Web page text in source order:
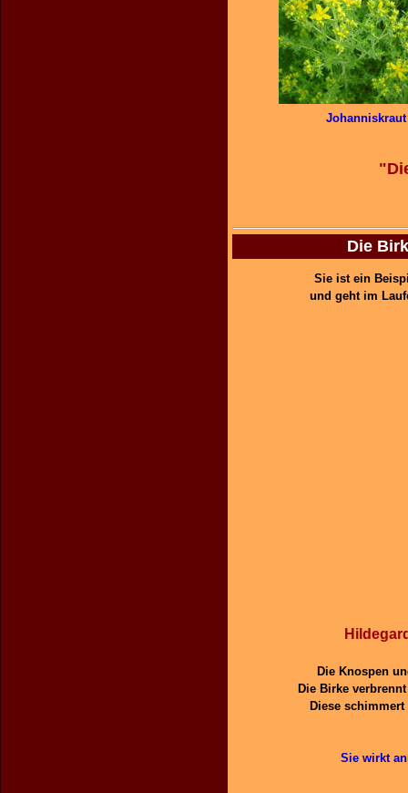
Johanniskraut
Die
Sie ist ein
und geht im
Die Knospen
Die Birke
Diese
Sie wirkt